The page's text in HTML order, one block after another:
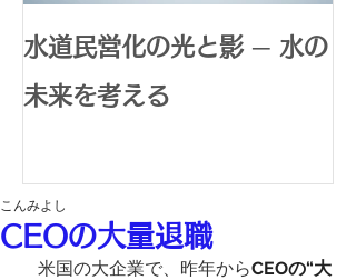
水道民営化の光と影 ─ 水の
未来を考える
CEOの大量退職
こんみよし
米国の大企業で、昨年からCEOの“大